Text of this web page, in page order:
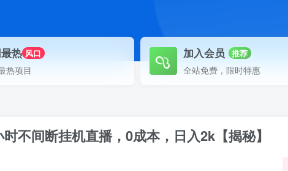
热 风口
热项目
加入会员 推荐
全站免费，限时特惠
不间断挂机直播，0成本，日入2k【揭秘】